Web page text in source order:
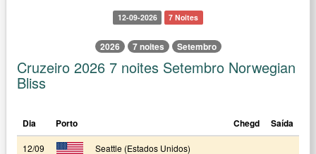
12-09-2026 7 Noites
2026 7 noites Setembro
Cruzeiro 2026 7 noites Setembro Norwegian
Bliss
Dia Porto Chegd Saída
12/09
Seattle (Estados Unidos)